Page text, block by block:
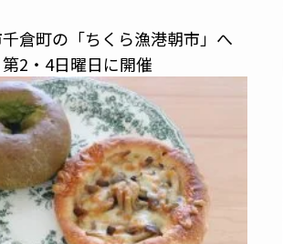
倉町の「ちくら漁港朝市」へ
2・4日曜日に開催